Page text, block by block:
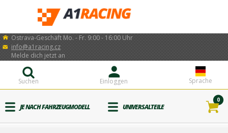
Ostrava-Geschäft Mo. - Fr. 9:00 - 16:00 Uhr
info@a1racing.cz
Sprache
Einloggen
Melde dich jetzt an
Suchen
JE NACH FAHRZEUGMODELL UNIVERSALTEILE
0